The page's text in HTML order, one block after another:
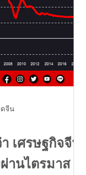
เศรษฐกิจจีน
นไตรมาส 3
ดจีน